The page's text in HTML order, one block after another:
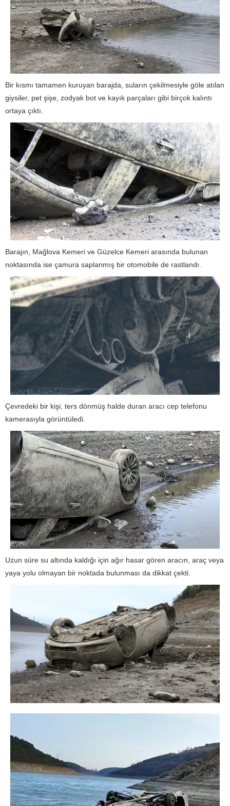
Bir kısmı tamamen kuruyan barajda, suların çekilmesiyle göle atılan
giysiler, pet şişe, zodyak bot ve kayık parçaları gibi birçok kalıntı
ortaya çıktı.
Barajın, Mağlova Kemeri ve Güzelce Kemeri arasında bulunan
noktasında ise çamura saplanmış bir otomobile de rastlandı.
Çevredeki bir kişi, ters dönmüş halde duran aracı cep telefonu
kamerasıyla görüntüledi.
Uzun süre su altında kaldığı için ağır hasar gören aracın, araç veya
yaya yolu olmayan bir noktada bulunması da dikkat çekti.